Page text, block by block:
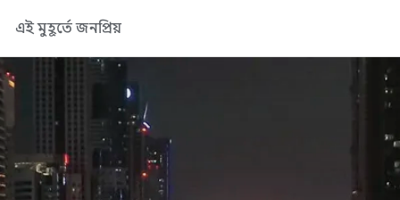
এই মুহূর্তে জনপ্রিয়